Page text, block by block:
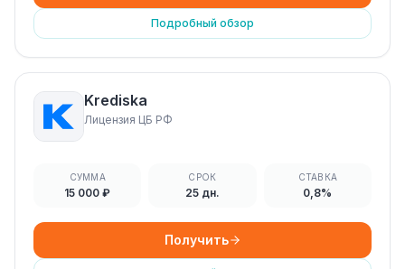
Подробный обзор
Krediska
Лицензия ЦБ РФ
СУММА
15 000 ₽
СРОК
25 дн.
СТАВКА
0,8%
Получить